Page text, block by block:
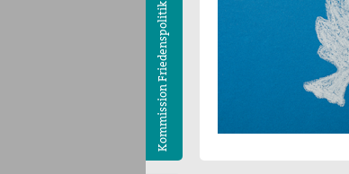
Kommission Friedenspolitik